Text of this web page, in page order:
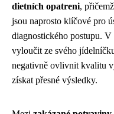
dietních opatreni,
jsou naprosto klíčové pro
diagnostického postupu.
vyloučit ze svého
negativně ovlivnit kvalitu
získat přesné výsledky.